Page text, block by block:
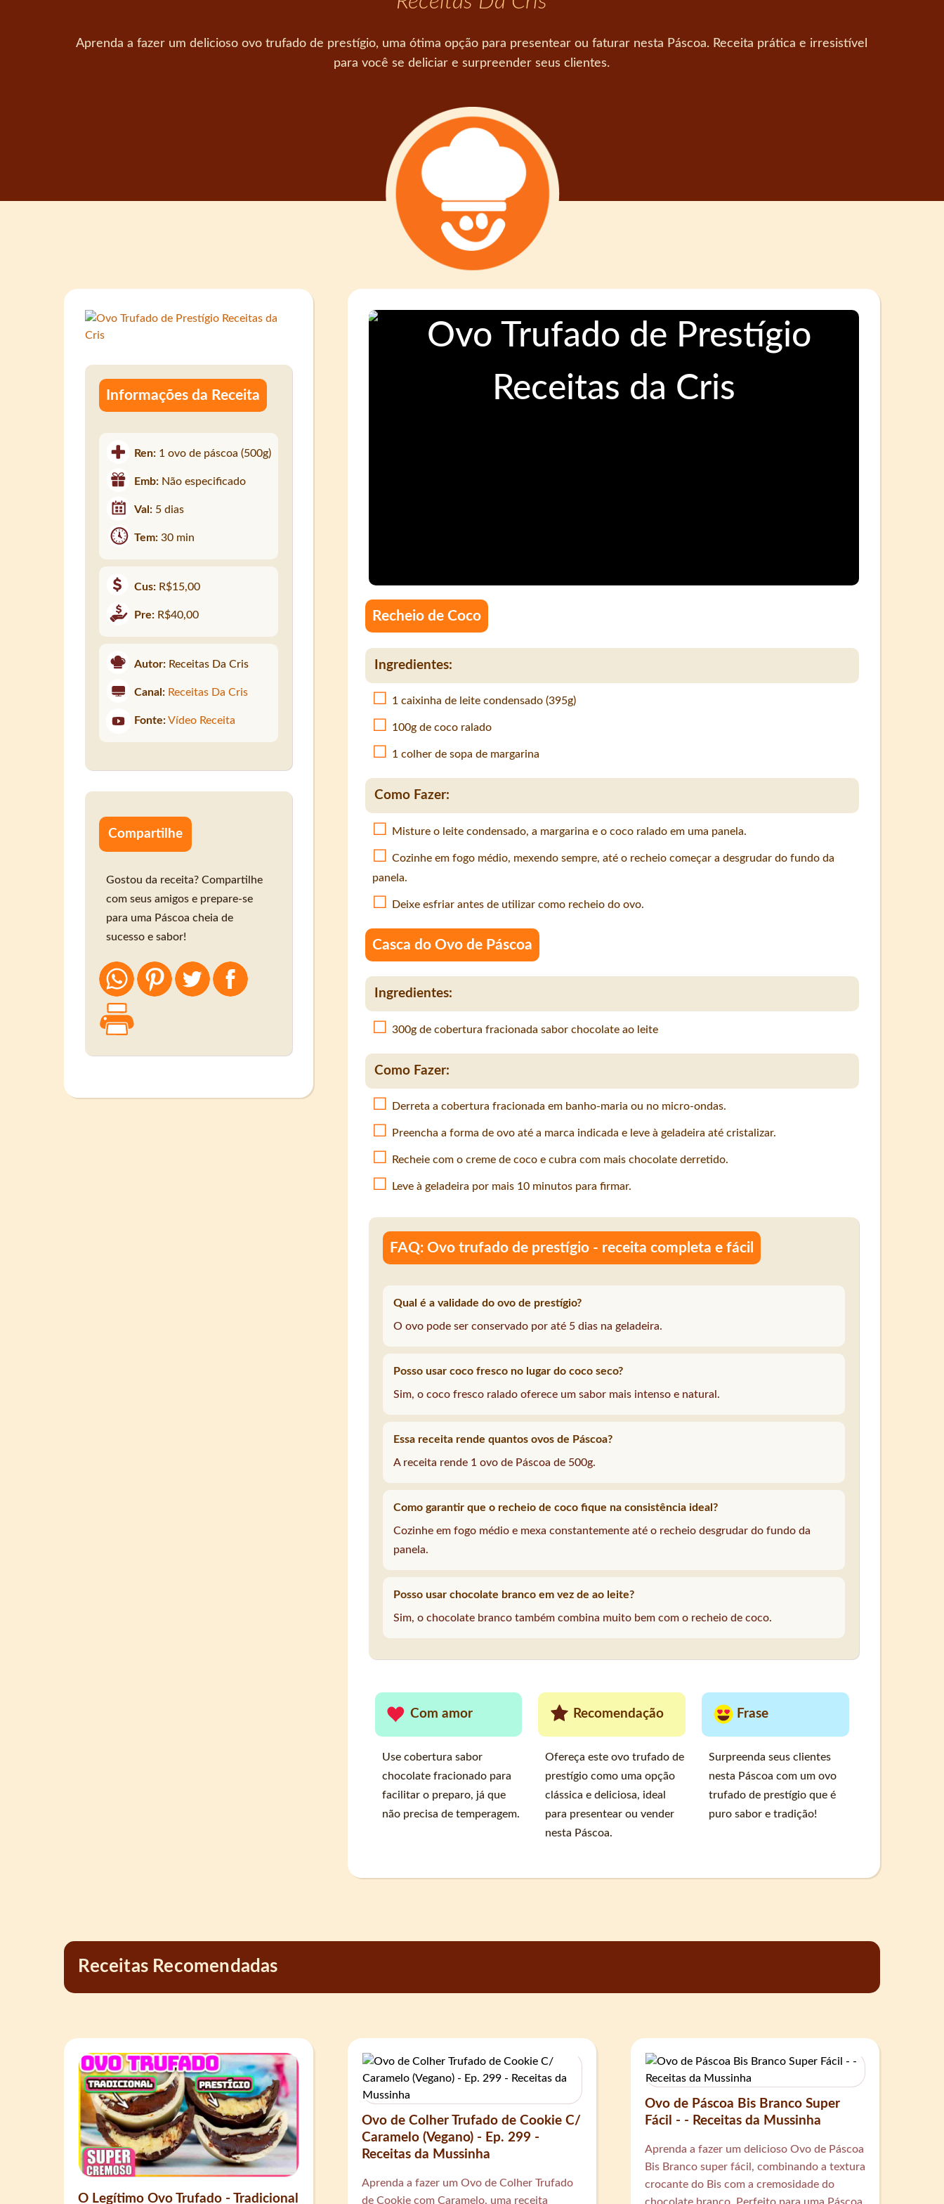
Aprenda a fazer um delicioso ovo trufado de prestígio, uma ótima opção para presentear ou faturar nesta Páscoa. Receita prática e irresistível
para você se deliciar e surpreender seus clientes.
Recheio de Coco
Ingredientes:
1 caixinha de leite condensado (395g)
100g de coco ralado
1 colher de sopa de margarina
Como Fazer:
Misture o leite condensado, a margarina e o coco ralado em uma panela.
Cozinhe em fogo médio, mexendo sempre, até o recheio começar a desgrudar do fundo da
panela.
Deixe esfriar antes de utilizar como recheio do ovo.
Casca do Ovo de Páscoa
Ingredientes:
300g de cobertura fracionada sabor chocolate ao leite
Como Fazer:
Derreta a cobertura fracionada em banho-maria ou no micro-ondas.
Preencha a forma de ovo até a marca indicada e leve à geladeira até cristalizar.
Recheie com o creme de coco e cubra com mais chocolate derretido.
Leve à geladeira por mais 10 minutos para firmar.
FAQ: Ovo trufado de prestígio - receita completa e fácil
Qual é a validade do ovo de prestígio?
O ovo pode ser conservado por até 5 dias na geladeira.
Posso usar coco fresco no lugar do coco seco?
Sim, o coco fresco ralado oferece um sabor mais intenso e natural.
Essa receita rende quantos ovos de Páscoa?
A receita rende 1 ovo de Páscoa de 500g.
Como garantir que o recheio de coco fique na consistência ideal?
Cozinhe em fogo médio e mexa constantemente até o recheio desgrudar do fundo da
panela.
Posso usar chocolate branco em vez de ao leite?
Sim, o chocolate branco também combina muito bem com o recheio de coco.
Com amor
Use cobertura sabor
chocolate fracionado para
facilitar o preparo, já que
não precisa de temperagem.
Recomendação
Ofereça este ovo trufado de
prestígio como uma opção
clássica e deliciosa, ideal
para presentear ou vender
nesta Páscoa.
Frase
Surpreenda seus clientes
nesta Páscoa com um ovo
trufado de prestígio que é
puro sabor e tradição!
Informações da Receita
Ren: 1 ovo de páscoa (500g)
Emb: Não especificado
Val: 5 dias
Tem:30 min
Cus: R$15,00
Pre: R$40,00
Autor: Receitas Da Cris
Canal: Receitas Da Cris
Fonte: Vídeo Receita
Compartilhe
Gostou da receita? Compartilhe
com seus amigos e prepare-se
para uma Páscoa cheia de
sucesso e sabor!
Receitas Recomendadas
O Legítimo Ovo Trufado - Tradicional
Ovo de Colher Trufado de Cookie C/
Caramelo (Vegano) - Ep. 299 -
Receitas da Mussinha
Aprenda a fazer um Ovo de Colher Trufado
de Cookie com Caramelo, uma receita
Ovo de Páscoa Bis Branco Super
Fácil - - Receitas da Mussinha
Aprenda a fazer um delicioso Ovo de Páscoa
Bis Branco super fácil, combinando a textura
crocante do Bis com a cremosidade do